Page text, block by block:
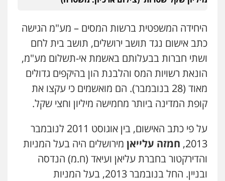
פלילי צווארון לבן כלכלי פשיעה כלכלית
הליכי הסגרה
עו"ד (רו"ח) יואב ציוני
עבירות מס הלבנת הון שומות וערעורי מס
0505430819
עו"ד פאדי בראנסי
פלילי צווארון לבן עבירות בטחוניות מעצרים
וחקירות
0524122241
היחידה המשפטית ברשות המסים – מע"מ הגישה
כתב אישום נגד תושב ירושלים, תושב בית לחם
ושתי חברות בבעלותם באשמת אי-תשלום מע"מ,
הונאת רשויות המס והלבנת הון בהיקפים גדולים
מאוד (28 בנובמבר). הם מואשמים כי עקצו את
קופת המדינה ביותר מחמישה מיליון וחצי שקל.
על פי כתב האישום, בין אוגוסט 2011 לנובמבר
2013, חמזה עלייאן מירושלים היה בעל המניות
והדירקטור בחברת עליאן ועיאד (ח.מ) הנדסה
ובניין. החל בנובמבר 2013, בעל המניות